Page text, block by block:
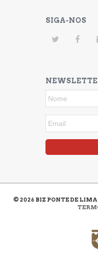
SIGA-NOS
© 2026 BIZ PONTE DE LIMA